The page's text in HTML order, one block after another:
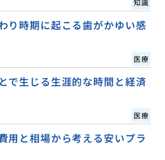
知識
り時期に起こる歯がかゆい感
医療
で生じる生涯的な時間と経済
医療
用と相場から考える安いプラ